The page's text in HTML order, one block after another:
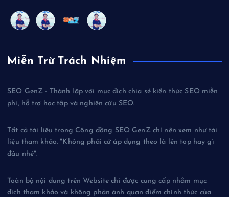
Miễn Trừ Trách Nhiệm
SEO GenZ - Thành lập với mục đích chia sẻ kiến thức SEO miễn
phí, hỗ trợ học tập và nghiên cứu SEO.
Tất cả tài liệu trong Cộng đồng SEO GenZ chỉ nên xem như tài
liệu tham khảo. "Không phải cứ áp dụng theo là lên top hay gì
đâu nhé".
Toàn bộ nội dung trên Website chỉ được cung cấp nhằm mục
đích tham khảo và không phản ánh quan điểm chính thức của